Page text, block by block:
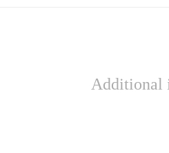
Additional